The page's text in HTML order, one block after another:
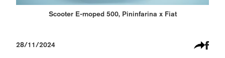
Scooter E-moped 500, Pininfarina x Fiat
28/11/2024